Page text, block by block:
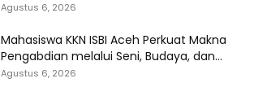
Agustus 6, 2026
Mahasiswa KKN ISBI Aceh Perkuat Makna
Pengabdian melalui Seni, Budaya, dan...
Agustus 6, 2026